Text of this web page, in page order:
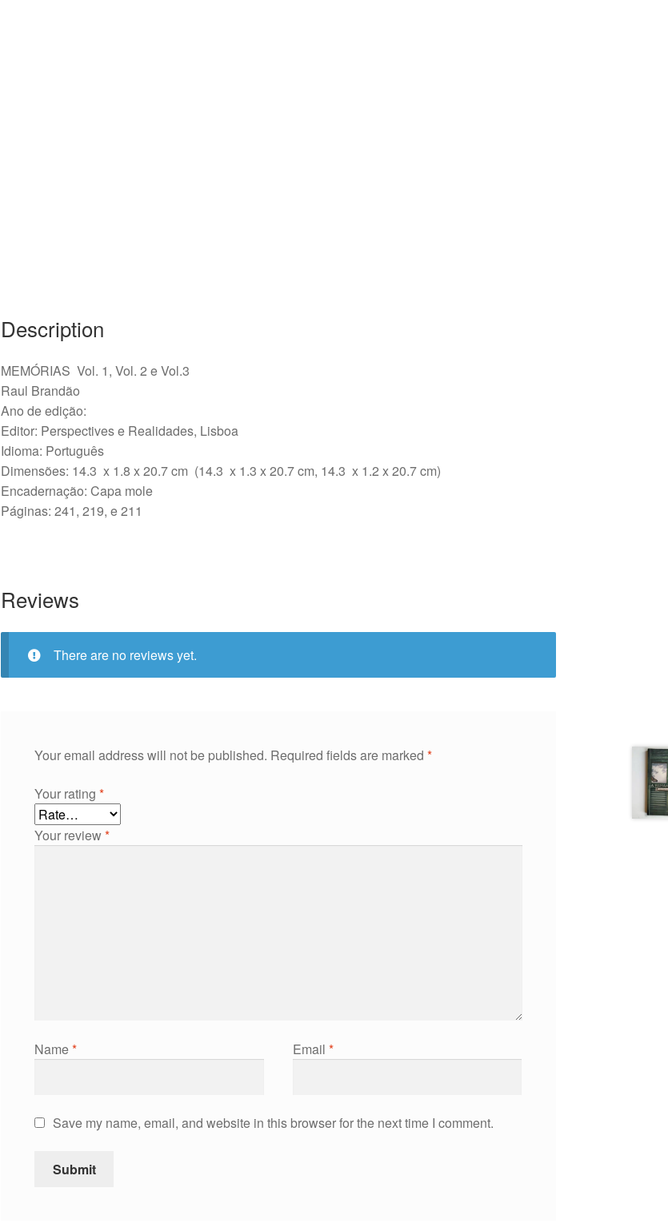
Description
MEMÓRIAS Vol. 1, Vol. 2 e Vol.3
Raul Brandão
Ano de edição:
Editor: Perspectives e Realidades, Lisboa
Idioma: Português
Dimensões: 14.3 x 1.8 x 20.7 cm (14.3 x 1.3 x 20.7 cm, 14.3 x 1.2 x 20.7 cm)
Encadernação: Capa mole
Páginas: 241, 219, e 211
Reviews
There are no reviews yet.
Your email address will not be published. Required fields are marked *
Your rating *
Your review*
Name* Email *
Save my name, email, and website in this browser for the next time I comment.